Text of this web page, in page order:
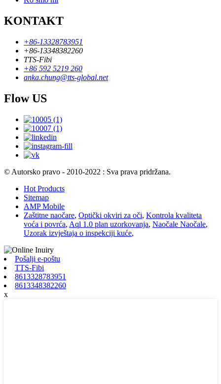
KONTAKT
+86-13328783951
+86-13348382260
TTS-Fibi
+86 592 5219 260
anka.chung@tts-global.net
Flow US
© Autorsko pravo - 2010-2022 : Sva prava pridržana.
Hot Products
Sitemap
AMP Mobile
Zaštitne naočare, Optički okviri za oči, Kontrola kvaliteta
voća i povrća, Aql 1.0 plan uzorkovanja, Naočale Naočale,
Uzorak izvještaja o inspekciji kuće,
Pošalji e-poštu
TTS-Fibi
8613328783951
8613348382260
x